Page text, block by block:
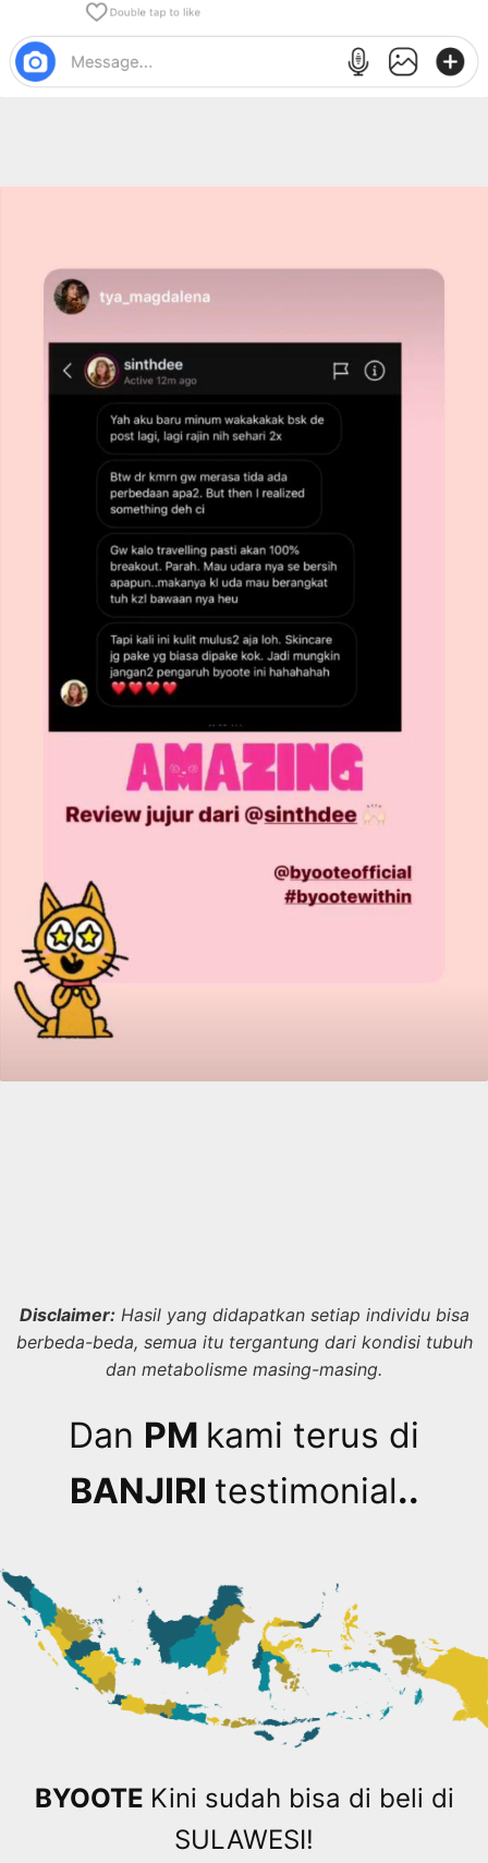
Disclaimer: Hasil yang didapatkan setiap individu bisa
berbeda-beda, semua itu tergantung dari kondisi tubuh
dan metabolisme masing-masing.
Dan PM kami terus di
BANJIRI testimonial..
BYOOTE Kini sudah bisa di beli di
SULAWESI!